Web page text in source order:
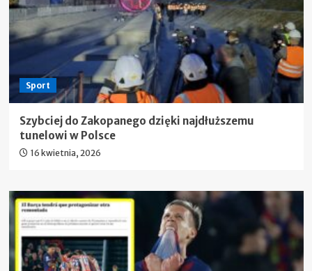
Sport
Szybciej do Zakopanego dzięki najdłuższemu
tunelowi w Polsce
16 kwietnia, 2026